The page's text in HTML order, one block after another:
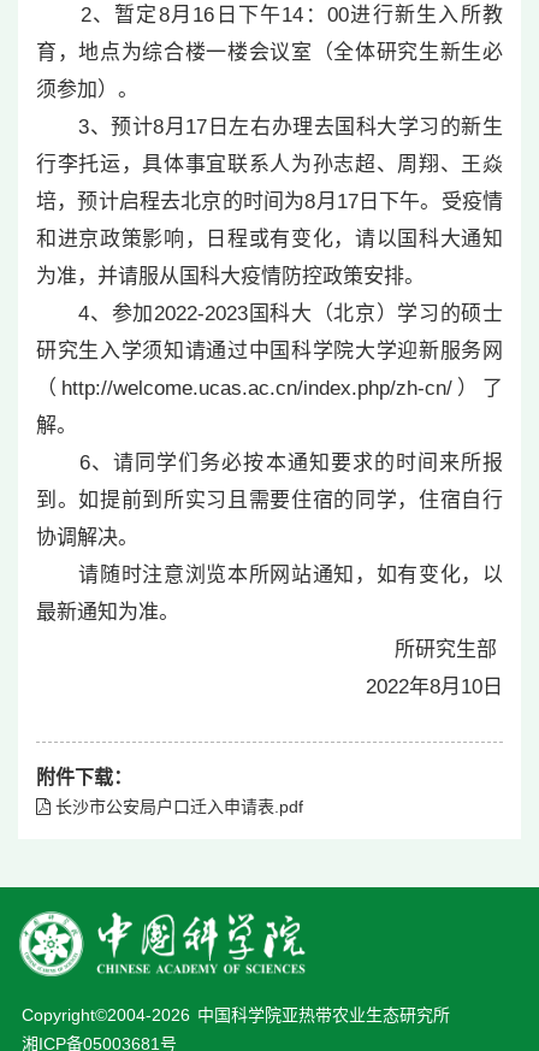
2、暂定8月16日下午14：00进行新生入所教
育，地点为综合楼一楼会议室（全体研究生新生必
须参加）。
3、预计8月17日左右办理去国科大学习的新生
行李托运，具体事宜联系人为孙志超、周翔、王焱
培，预计启程去北京的时间为8月17日下午。受疫情
和进京政策影响，日程或有变化，请以国科大通知
为准，并请服从国科大疫情防控政策安排。
4、参加2022-2023国科大（北京）学习的硕士
研究生入学须知请通过中国科学院大学迎新服务网
（http://welcome.ucas.ac.cn/index.php/zh-cn/）了
解。
6、请同学们务必按本通知要求的时间来所报
到。如提前到所实习且需要住宿的同学，住宿自行
协调解决。
请随时注意浏览本所网站通知，如有变化，以
最新通知为准。
所研究生部
2022年8月10日
附件下载：
长沙市公安局户口迁入申请表.pdf
Copyright©2004-2026 中国科学院亚热带农业生态研究所
湘ICP备05003681号